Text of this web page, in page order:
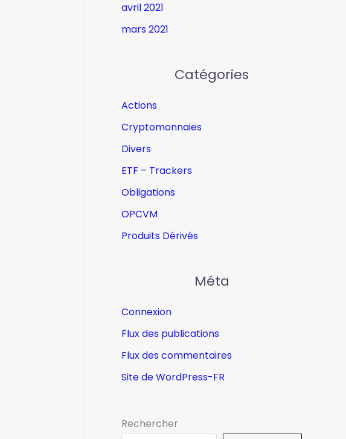
avril 2021
mars 2021
Catégories
Actions
Cryptomonnaies
Divers
ETF – Trackers
Obligations
OPCVM
Produits Dérivés
Méta
Connexion
Flux des publications
Flux des commentaires
Site de WordPress-FR
Rechercher